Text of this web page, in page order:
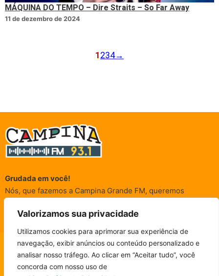
Valorizamos sua privacidade
Utilizamos cookies para aprimorar sua experiência de
navegação, exibir anúncios ou conteúdo personalizado e
analisar nosso tráfego. Ao clicar em “Aceitar tudo”, você
concorda com nosso uso de
CAMPINA FM - AO VIVO
ESCUTE SEM PARAR!
MÁQUINA DO TEMPO – Dire Straits – So Far Away
11 de dezembro de 2024
1234→
Grudada em você!
Nós, que fazemos a Campina Grande FM, queremos
acompanham sempre. É para vocês que a Rádio existe e por
vocês que as informações (informativas, de entretenimento,
promocionais e de conscientização) são realizadas.
© Campina FM 1978 – 2026. Termos de Uso